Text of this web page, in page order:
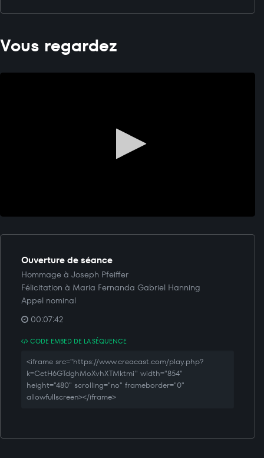
Vous regardez
Ouverture de séance
Hommage à Joseph Pfeiffer
Félicitation à Maria Fernanda Gabriel Hanning
Appel nominal
00:07:42
CODE EMBED DE LA SÉQUENCE
<iframe src="https://www.creacast.com/play.php?
k=CetH6GTdghMoXvhXTMktmi" width="854"
height="480" scrolling="no" frameborder="0"
allowfullscreen></iframe>